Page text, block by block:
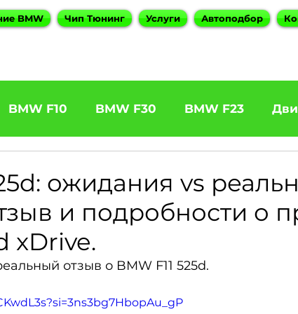
BMW Чип Тюнинг Услуги Автоподбор
BMW F10 BMW F30 BMW F23
BOOTMOD3 BMW X5 E70 BMW X3
ожидания vs
и подробности о
xDrive.
отзыв о BMW F11 525d.